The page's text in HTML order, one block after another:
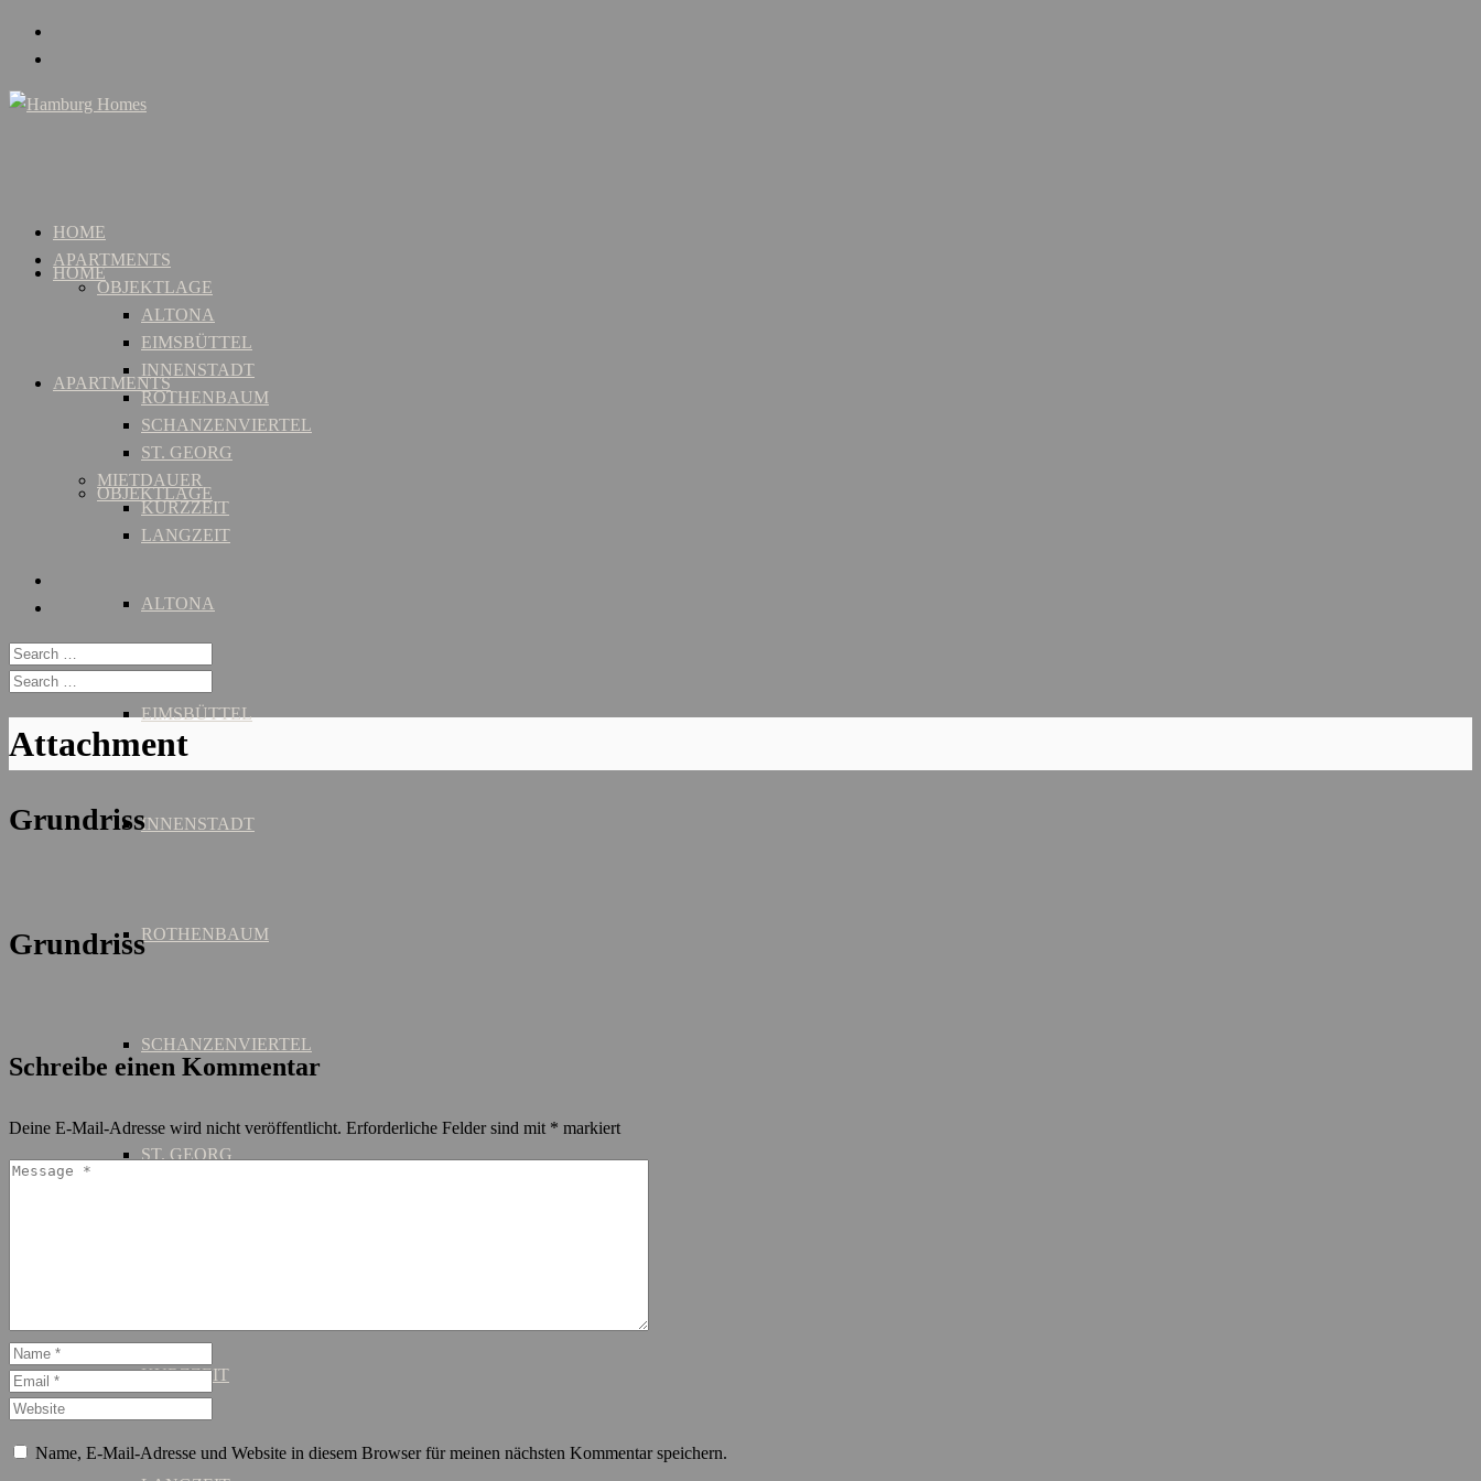
HOME
APARTMENTS
OBJEKTLAGE
ALTONA
EIMSBÜTTEL
INNENSTADT
ROTHENBAUM
SCHANZENVIERTEL
ST. GEORG
KURZZEIT
HOME
APARTMENTS
OBJEKTLAGE
ALTONA
EIMSBÜTTEL
INNENSTADT
ROTHENBAUM
SCHANZENVIERTEL
ST. GEORG
MIETDAUER
KURZZEIT
LANGZEIT
Attachment
Grundriss
Grundriss
Schreibe einen Kommentar
Deine E-Mail-Adresse wird nicht veröffentlicht. Erforderliche Felder sind mit * markiert
Name, E-Mail-Adresse und Website in diesem Browser für meinen nächsten Kommentar speichern.